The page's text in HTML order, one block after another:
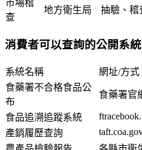
市場稽
查
地方衛生局 抽驗、稽
消費者可以查詢的公開系統
系統名稱 網址/方式
食藥署不合格食品公
布
食藥署官
食品追溯追蹤系統
產銷履歷查詢